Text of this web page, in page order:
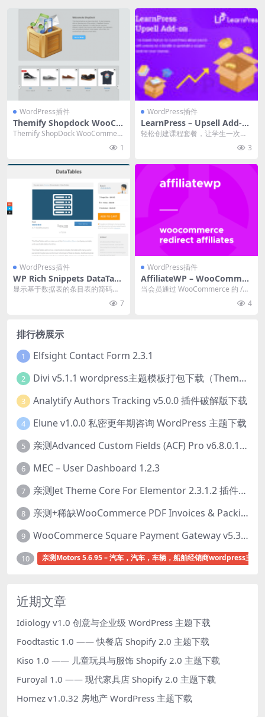
WordPress插件
Themify Shopdock WooCo
mmerce Theme 5.6.0 主题
Themify ShopDock WooCommerc
1
WordPress插件
LearnPress – Upsell Add-o
n for LearnPress 4.0.8 拓展
轻松创建课程套餐，让学生一次性
3
WordPress插件
WP Rich Snippets DataTabl
es Addon 1.1
显示基于数据表的条目表的简码。
7
WordPress插件
AffiliateWP – WooCommer
ce Redirect Affiliates 1.2
当会员通过 WooCommerce 的 /m
4
排行榜展示
1 Elfsight Contact Form 2.3.1
2 Divi v5.1.1 wordpress主题模板打包下载（Theme + Builder+ Extra Theme + Templates + Layouts + PSD）
3 Analytify Authors Tracking v5.0.0 插件破解版下载
4 Elune v1.0.0 私密更年期咨询 WordPress 主题下载
5 亲测Advanced Custom Fields (ACF) Pro v6.8.0.1 + Advanced Custom Fields: Extended PRO v0.9.2.3 | 网站开发自定义字段插件下载
6 MEC – User Dashboard 1.2.3
7 亲测Jet Theme Core For Elementor 2.3.1.2 插件下载
8 亲测+稀缺WooCommerce PDF Invoices & Packing Slips Professional v2.20.0 + Templates v2.25.1 [by WpOverNight] WooCommerce PDF 发票和装箱单插件下载
9 WooCommerce Square Payment Gateway v5.3.2 Square账户集成插件下载
10 亲测Motors 5.6.95 – 汽车，汽车，车辆，船舶经销商wordpress主题
近期文章
Idiology v1.0 创意与企业级 WordPress 主题下载
Foodtastic 1.0 —— 快餐店 Shopify 2.0 主题下载
Kiso 1.0 —— 儿童玩具与服饰 Shopify 2.0 主题下载
Furoyal 1.0 —— 现代家具店 Shopify 2.0 主题下载
Homez v1.0.32 房地产 WordPress 主题下载